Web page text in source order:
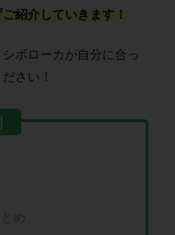
紹介していきます！
ボローカが自分に合っ
さい！
め